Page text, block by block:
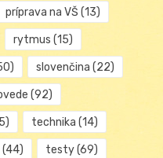
príprava na VŠ (13)
rytmus (15)
slovenčina (22)
(92)
technika (14)
(44) testy(69)